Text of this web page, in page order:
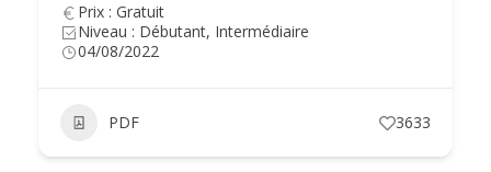
Prix : Gratuit
Niveau : Débutant, Intermédiaire
04/08/2022
PDF 3633